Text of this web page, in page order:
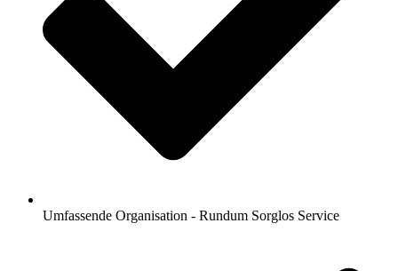
Umfassende Organisation - Rundum Sorglos Service